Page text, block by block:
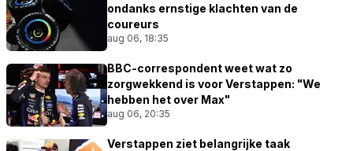
ondanks ernstige klachten van de
coureurs
aug 06, 18:35
BBC-correspondent weet wat zo
zorgwekkend is voor Verstappen: "We
hebben het over Max"
aug 06, 20:35
Verstappen ziet belangrijke taak